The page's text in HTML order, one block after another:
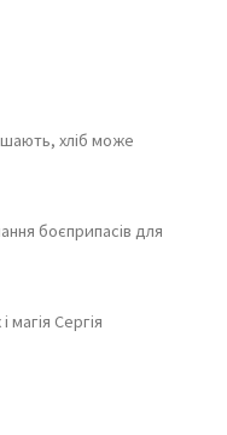
хліб може
боєприпасів для
Сергія